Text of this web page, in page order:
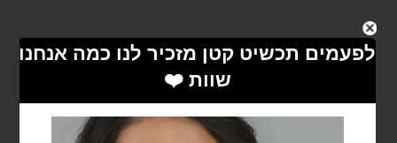
שרשרת אבני חן רוז קוורץ